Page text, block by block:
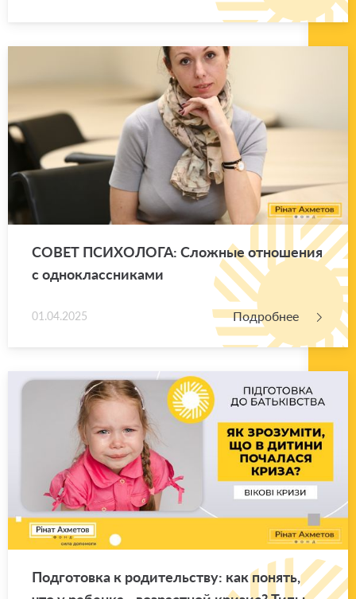
СОВЕТ ПСИ­ХО­ЛО­ГА: Слож­ные от­но­ше­ния
с од­но­класс­ни­ка­ми
01.04.2025 Подробнее
Под­го­тов­ка к ро­ди­тель­ству: как по­нять,